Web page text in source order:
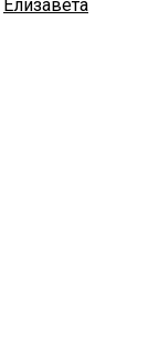
Елизавета